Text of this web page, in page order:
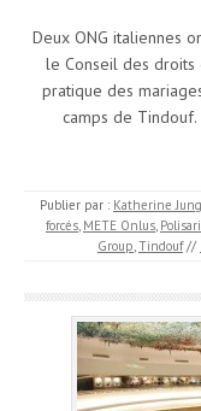
Deux ONG italiennes
le Conseil des droits
pratique des
camps de
Publier par : Katherine
forcés, METE Onlus,
Group,Tindouf //